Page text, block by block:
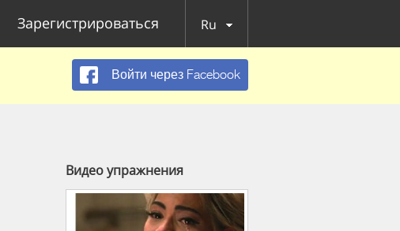
Зарегистрироваться Ru
Войти через Facebook
Видео упражнения